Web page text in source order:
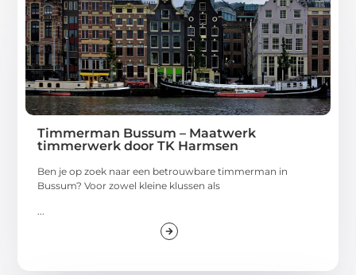
Timmerman Bussum – Maatwerk
timmerwerk door TK Harmsen
Ben je op zoek naar een betrouwbare timmerman in
Bussum? Voor zowel kleine klussen als
...